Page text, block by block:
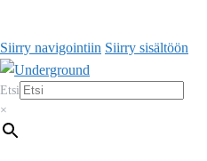
Siirry navigointiin Siirry sisältöön
Etsi
×